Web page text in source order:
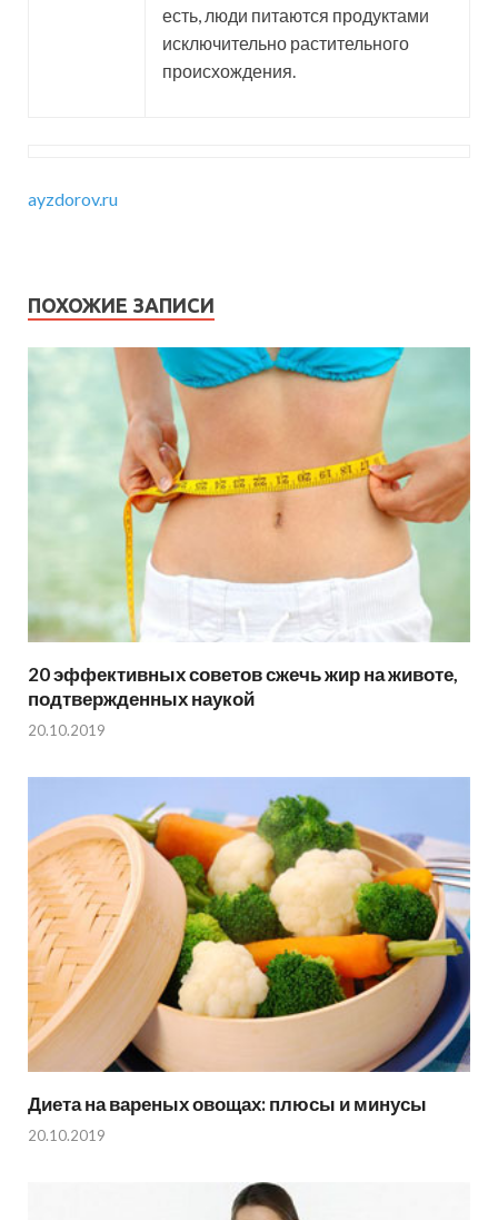
есть, люди питаются продуктами
исключительно растительного
происхождения.
ayzdorov.ru
ПОХОЖИЕ ЗАПИСИ
20 эффективных советов сжечь жир на животе,
подтвержденных наукой
20.10.2019
Диета на вареных овощах: плюсы и минусы
20.10.2019